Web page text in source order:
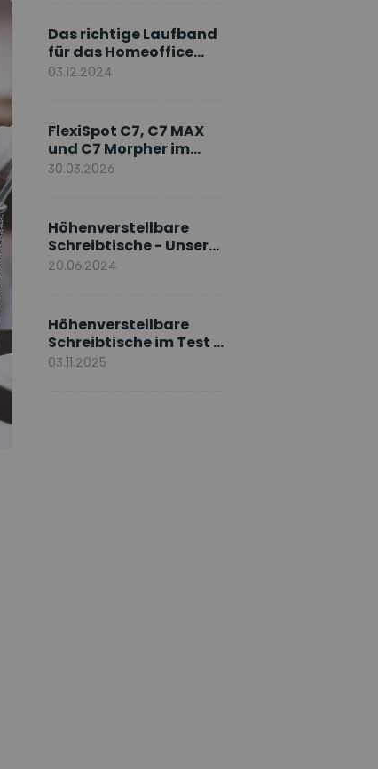
Das richtige Laufband
für das Homeoffice
wählen
03.12.2024
FlexiSpot C7, C7 MAX
und C7 Morpher im
Vergleich: Welches
30.03.2026
Höhenverstellbare
Schreibtische - Unsere
E7-Serie
20.06.2024
Höhenverstellbare
Schreibtische im Test –
Die besten Standing
03.11.2025